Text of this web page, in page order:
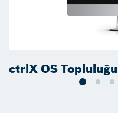
ctrlX OS Topluluğu